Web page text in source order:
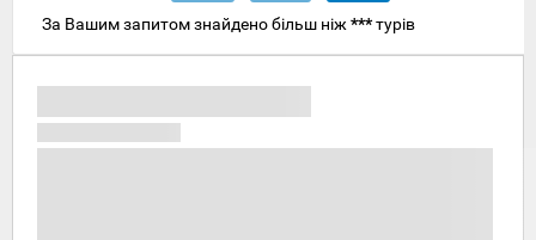
За Вашим запитом знайдено більш ніж ***турів